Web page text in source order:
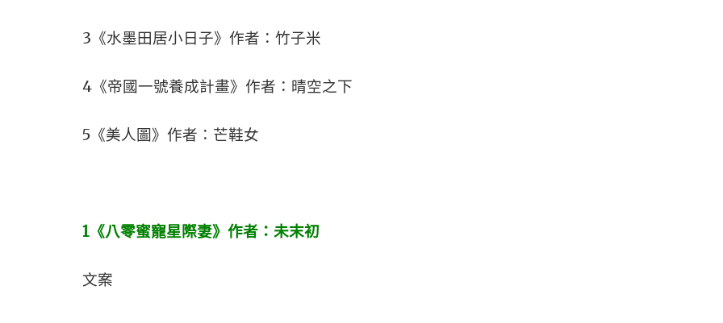
3《水墨田居小日子》作者：竹子米
4《帝國一號養成計畫》作者：晴空之下
5《美人圖》作者：芒鞋女
1 《八零蜜寵星際妻》作者：未末初
文案